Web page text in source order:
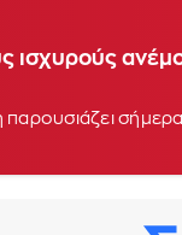
ισχυρούς